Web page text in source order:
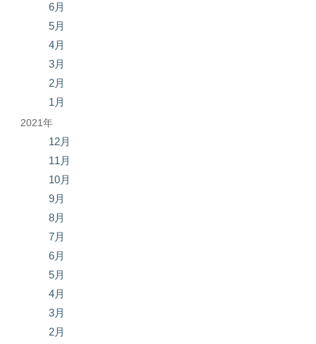
6月
5月
4月
3月
2月
1月
2021年
12月
11月
10月
9月
8月
7月
6月
5月
4月
3月
2月